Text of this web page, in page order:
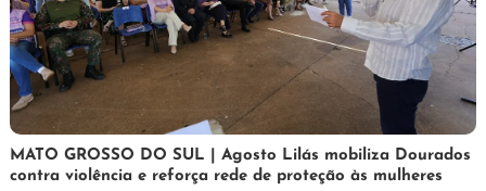
5
de
Maurilio
MATO GROSSO DO SUL | Agosto Lilás mobiliza Dourados
contra violência e reforça rede de proteção às mulheres